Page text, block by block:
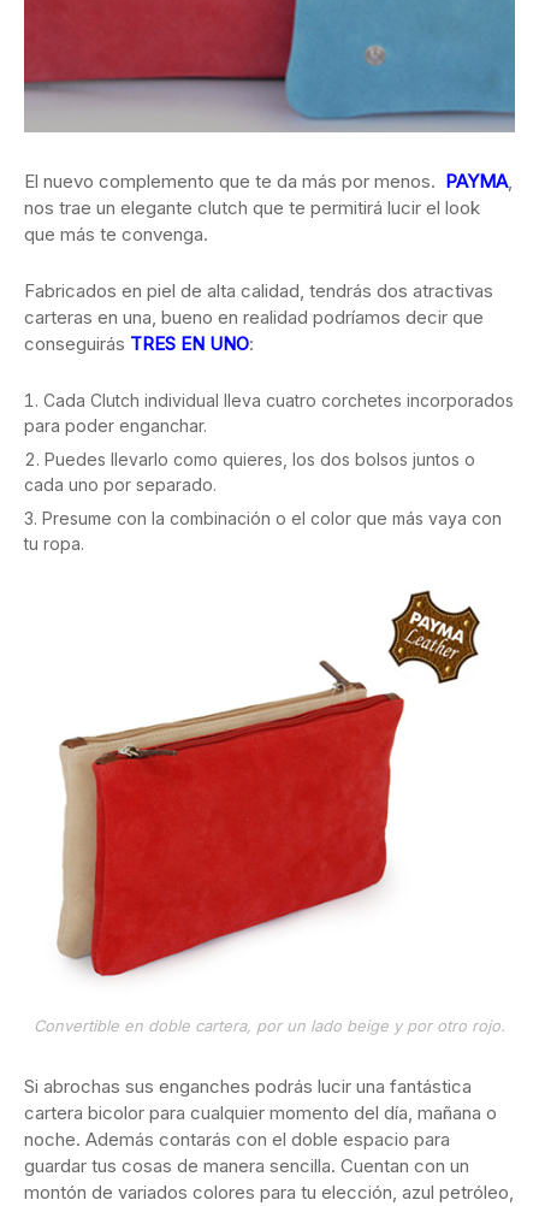
El nuevo complemento que te da más por menos. PAYMA,
nos trae un elegante clutch que te permitirá lucir el look
que más te convenga.
Fabricados en piel de alta calidad, tendrás dos atractivas
carteras en una, bueno en realidad podríamos decir que
conseguirás TRES EN UNO:
Cada Clutch individual lleva cuatro corchetes incorporados
para poder enganchar.
Puedes llevarlo como quieres, los dos bolsos juntos o
cada uno por separado.
Presume con la combinación o el color que más vaya con
tu ropa.
Convertible en doble cartera, por un lado beige y por otro rojo.
Si abrochas sus enganches podrás lucir una fantástica
cartera bicolor para cualquier momento del día, mañana o
noche. Además contarás con el doble espacio para
guardar tus cosas de manera sencilla. Cuentan con un
montón de variados colores para tu elección, azul petróleo,